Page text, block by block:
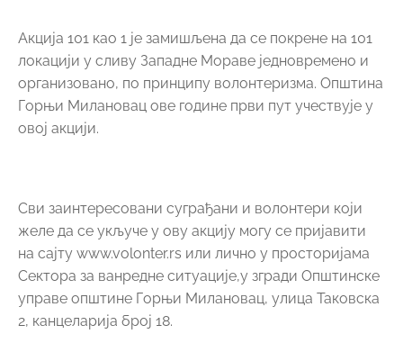
Акција 101 као 1 је замишљена да се покрене на 101
локацији у сливу Западне Мораве једновремено и
организовано, по принципу волонтеризма. Општина
Горњи Милановац ове године први пут учествује у
овој акцији.
Сви заинтересовани суграђани и волонтери који
желе да се укључе у ову акцију могу се пријавити
на сајту www.volonter.rs или лично у просторијама
Сектора за ванредне ситуације,у згради Општинске
управе општине Горњи Милановац, улица Таковска
2, канцеларија број 18.